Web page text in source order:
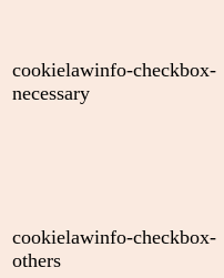
cookielawinfo-checkbox-
necessary
cookielawinfo-checkbox-
others